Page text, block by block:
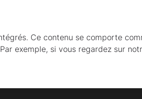
Ce contenu se comporte
exemple, si vous regardez sur